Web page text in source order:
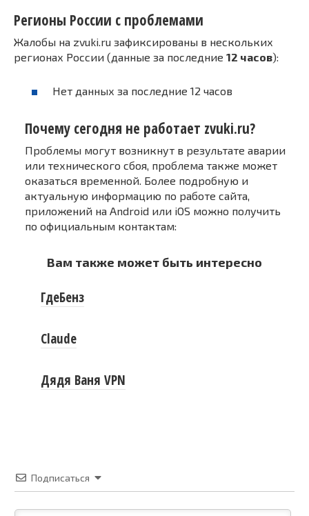
Регионы России с проблемами
Жалобы на zvuki.ru зафиксированы в нескольких
регионах России (данные за последние 12 часов):
Нет данных за последние 12 часов
Почему сегодня не работает zvuki.ru?
Проблемы могут возникнут в результате аварии
или технического сбоя, проблема также может
оказаться временной. Более подробную и
актуальную информацию по работе сайта,
приложений на Android или iOS можно получить
по официальным контактам:
Вам также может быть интересно
ГдеБенз
Claude
Дядя Ваня VPN
Подписаться